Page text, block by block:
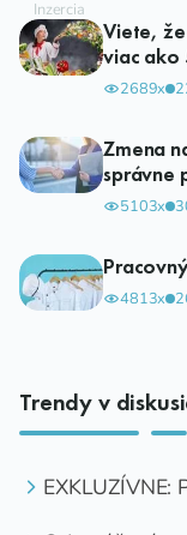
Viete,
viac ako
2689x
Zmena
správne
5103x
4813x
Trendy v
EXKLUZÍVNE: